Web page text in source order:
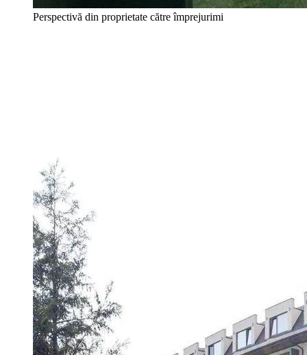
Perspectivă din proprietate către împrejurimi